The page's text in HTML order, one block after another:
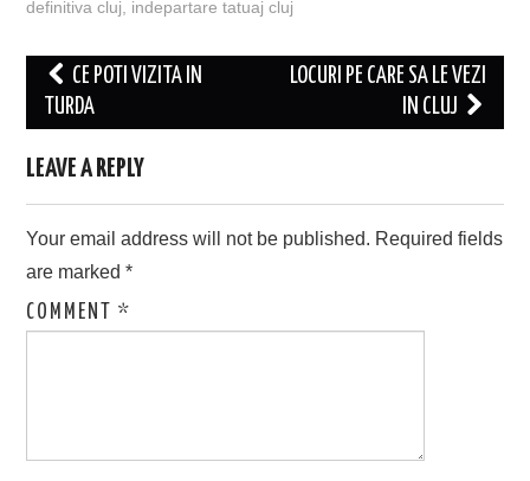
definitiva cluj, indepartare tatuaj cluj
Post
navigation
CE POTI VIZITA IN
TURDA
LOCURI PE CARE SA LE VEZI
IN CLUJ
LEAVE A REPLY
Your email address will not be published. Required fields
are marked*
COMMENT*